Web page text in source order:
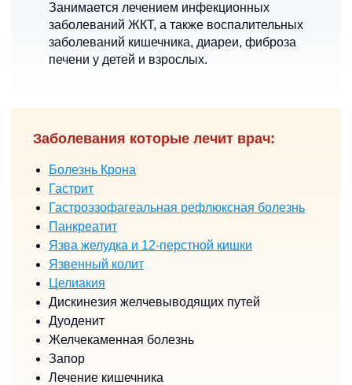
Занимается лечением инфекционных
заболеваний ЖКТ, а также воспалительных
заболеваний кишечника, диареи, фиброза
печени у детей и взрослых.
Заболевания которые лечит врач:
Болезнь Крона
Гастрит
Гастроэзофагеальная рефлюксная болезнь
Панкреатит
Язва желудка и 12-перстной кишки
Язвенный колит
Целиакия
Дискинезия желчевыводящих путей
Дуоденит
Желчекаменная болезнь
Запор
Лечение кишечника